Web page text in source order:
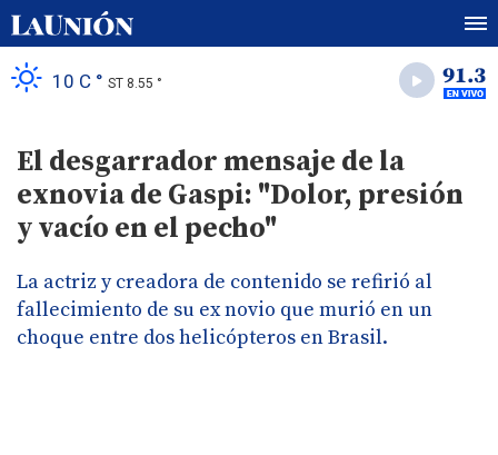
10 C ° ST 8.55 °
El desgarrador mensaje de la
exnovia de Gaspi: "Dolor, presión
y vacío en el pecho"
La actriz y creadora de contenido se refirió al
fallecimiento de su ex novio que murió en un
choque entre dos helicópteros en Brasil.